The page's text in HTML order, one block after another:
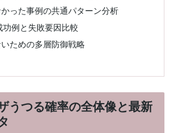
った事例の共通パターン分析
功例と失敗要因比較
ための多層防御戦略
うつる確率の全体像と最新